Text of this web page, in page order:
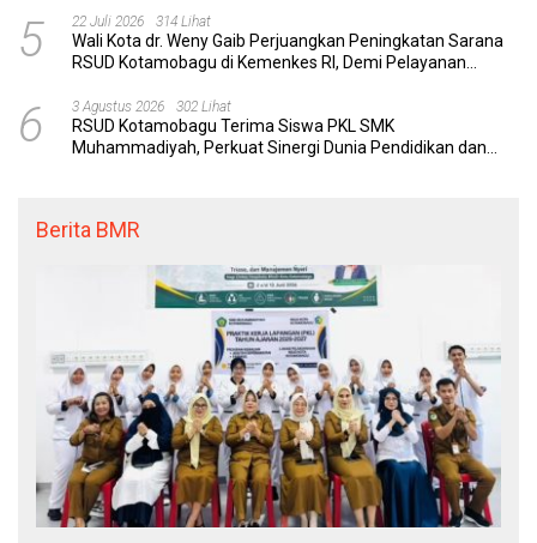
5 22 Juli 2026 314 Lihat
Wali Kota dr. Weny Gaib Perjuangkan Peningkatan Sarana
RSUD Kotamobagu di Kemenkes RI, Demi Pelayanan
6 3 Agustus 2026 302 Lihat
RSUD Kotamobagu Terima Siswa PKL SMK
Muhammadiyah, Perkuat Sinergi Dunia Pendidikan dan
Berita BMR